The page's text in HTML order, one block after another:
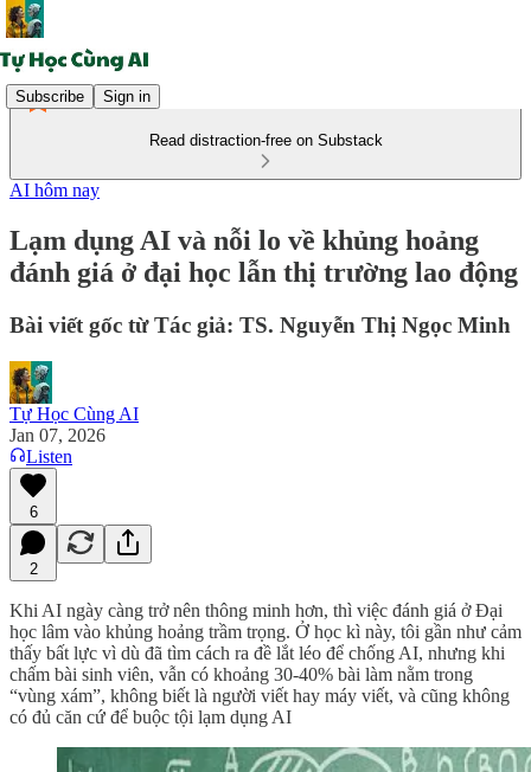
Subscribe Sign in
Read distraction-free on Substack
AI hôm nay
Lạm dụng AI và nỗi lo về khủng hoảng
đánh giá ở đại học lẫn thị trường lao động
Bài viết gốc từ Tác giả: TS. Nguyễn Thị Ngọc Minh
Tự Học Cùng AI
Jan 07, 2026
Listen
6
2
Khi AI ngày càng trở nên thông minh hơn, thì việc đánh giá ở Đại
học lâm vào khủng hoảng trầm trọng. Ở học kì này, tôi gần như cảm
thấy bất lực vì dù đã tìm cách ra đề lắt léo để chống AI, nhưng khi
chấm bài sinh viên, vẫn có khoảng 30-40% bài làm nằm trong
“vùng xám”, không biết là người viết hay máy viết, và cũng không
có đủ căn cứ để buộc tội lạm dụng AI